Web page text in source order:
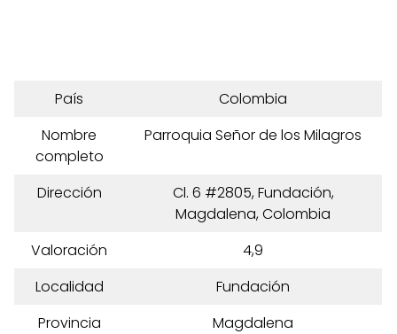
País
Colombia
Nombre
completo
Parroquia Señor de los Milagros
Dirección
Cl. 6 #2805, Fundación,
Magdalena, Colombia
Valoración
4,9
Localidad
Fundación
Provincia
Magdalena